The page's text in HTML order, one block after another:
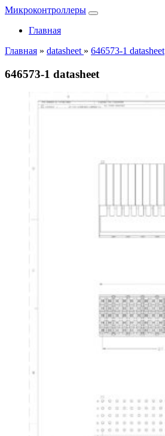
Микроконтроллеры
Главная
Главная » datasheet » 646573-1 datasheet
646573-1 datasheet